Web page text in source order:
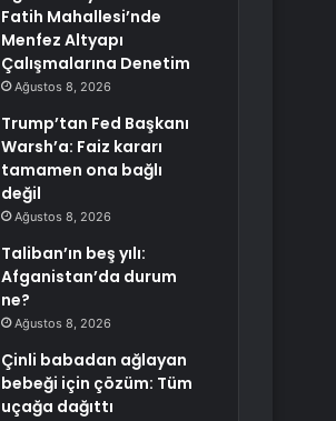
Fatih Mahallesi’nde
Menfez Altyapı
Çalışmalarına Denetim
Ağustos 8, 2026
Trump’tan Fed Başkanı
Warsh’a: Faiz kararı
tamamen ona bağlı
değil
Ağustos 8, 2026
Taliban’ın beş yılı:
Afganistan’da durum
ne?
Ağustos 8, 2026
Çinli babadan ağlayan
bebeği için çözüm: Tüm
uçağa dağıttı